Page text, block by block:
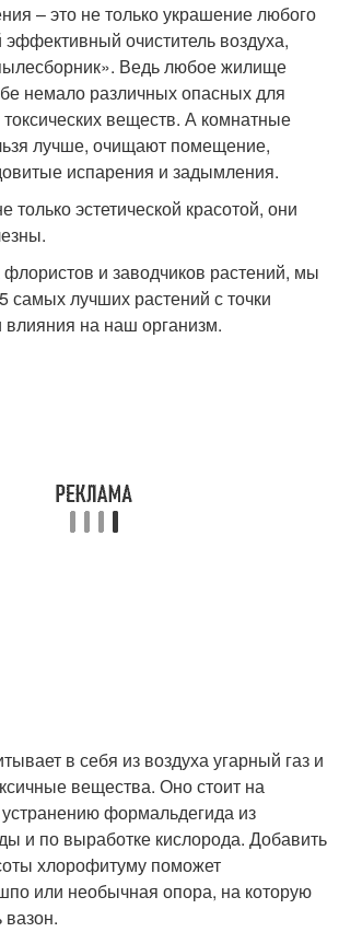
– это не только украшение любого
очиститель воздуха,
Ведь любое жилище
немало различных опасных для
веществ. А комнатные
лучше, очищают помещение,
испарения и задымления.
только эстетической красотой, они
и заводчиков растений, мы
самых лучших растений с точки
влияния на наш организм.
в себя из воздуха угарный газ и
вещества. Оно стоит на
формальдегида из
и по выработке кислорода. Добавить
хлорофитуму поможет
или необычная опора, на которую